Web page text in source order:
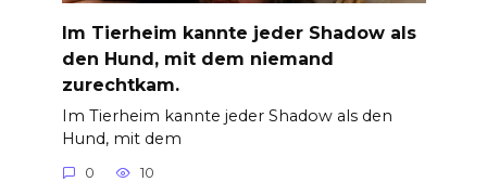
Im Tierheim kannte jeder Shadow als
den Hund, mit dem niemand
zurechtkam.
Im Tierheim kannte jeder Shadow als den
Hund, mit dem
0 10